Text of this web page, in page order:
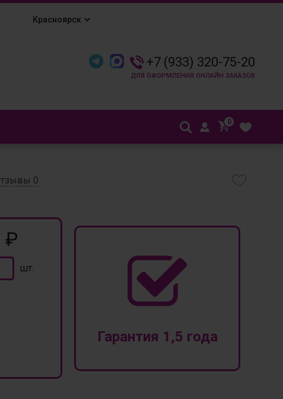
0
Красноярск
+7 (933) 320-75-20
0
₽
шт.
Гарантия 1,5 года